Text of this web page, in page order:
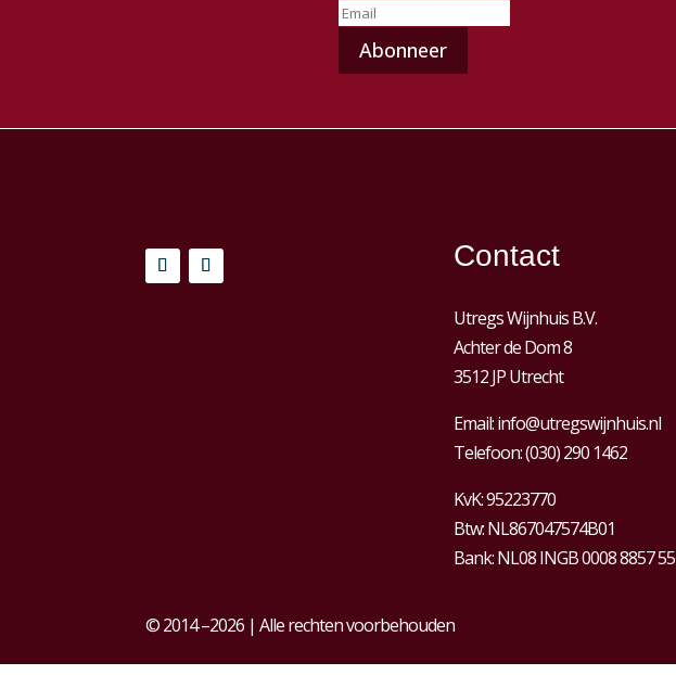
Contact
Utregs Wijnhuis B.V.
Achter de Dom 8
3512 JP Utrecht
Email:info@utregswijnhuis.nl
Telefoon:(030) 290 1462
KvK:95223770
Btw:NL867047574B01
Bank: NL08 INGB 0008 8857 55
© 2014 –2026 | Alle rechten voorbehouden